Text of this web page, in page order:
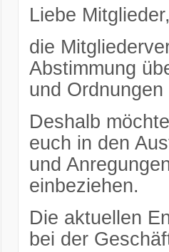
Liebe
die
Abstimmung
und
Deshalb
euch in den
und
einbeziehen.
Die aktuellen
bei der